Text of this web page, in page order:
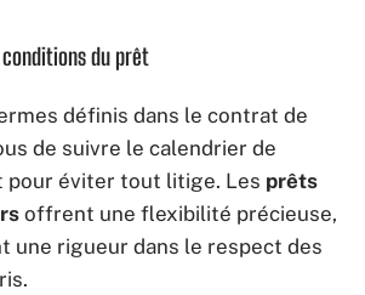
du prêt
définis dans le contrat de
de suivre le calendrier de
pour éviter tout litige. Les prêts
offrent une flexibilité précieuse,
une rigueur dans le respect des